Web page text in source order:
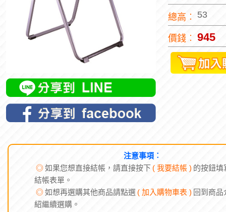
總高︰ 53
價錢︰ 945
注意事項︰
◎如果您想直接結帳，請直接按下 ( 我要結帳 ) 的按鈕填
結帳表單。
◎如想再選購其他商品請點選 ( 加入購物車表 ) 回到商品
紹繼續選購。